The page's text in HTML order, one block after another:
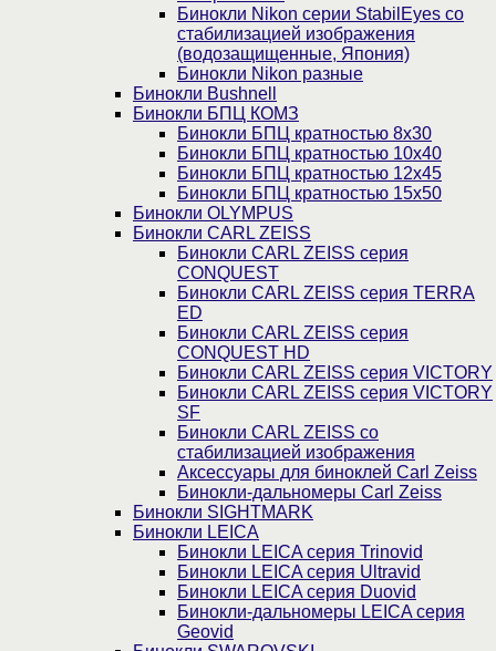
Бинокли Nikon серии StabilEyes со
стабилизацией изображения
(водозащищенные, Япония)
Бинокли Nikon разные
Бинокли Bushnell
Бинокли БПЦ КОМЗ
Бинокли БПЦ кратностью 8х30
Бинокли БПЦ кратностью 10х40
Бинокли БПЦ кратностью 12х45
Бинокли БПЦ кратностью 15х50
Бинокли OLYMPUS
Бинокли CARL ZEISS
Бинокли CARL ZEISS серия
CONQUEST
Бинокли CARL ZEISS серия TERRA
ED
Бинокли CARL ZEISS серия
CONQUEST HD
Бинокли CARL ZEISS серия VICTORY
Бинокли CARL ZEISS серия VICTORY
SF
Бинокли CARL ZEISS со
стабилизацией изображения
Аксессуары для биноклей Carl Zeiss
Бинокли-дальномеры Carl Zeiss
Бинокли SIGHTMARK
Бинокли LEICA
Бинокли LEICA серия Trinovid
Бинокли LEICA серия Ultravid
Бинокли LEICA серия Duovid
Бинокли-дальномеры LEICA серия
Geovid